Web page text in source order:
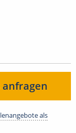
anfragen
als